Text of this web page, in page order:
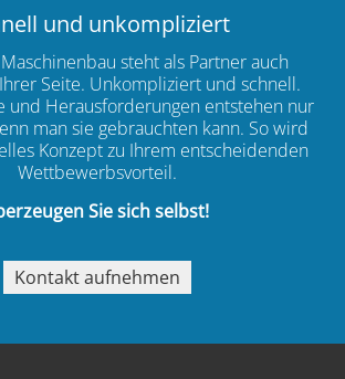
und unkompliziert
steht als Partner auch
Seite. Unkompliziert und schnell.
und Herausforderungen entstehen nur
man sie gebrauchten kann. So wird
Konzept zu Ihrem entscheidenden
Wettbewerbsvorteil.
Sie sich selbst!
Kontakt aufnehmen